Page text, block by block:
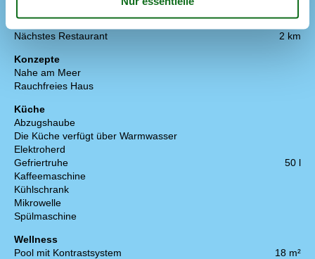
Entfernung zu Angelmöglichkeiten
400 m
Nächstes Restaurant
2 km
Konzepte
Nahe am Meer
Rauchfreies Haus
Küche
Abzugshaube
Die Küche verfügt über Warmwasser
Elektroherd
Gefriertruhe
50 l
Kaffeemaschine
Kühlschrank
Mikrowelle
Spülmaschine
Wellness
Pool mit Kontrastsystem
18 m²